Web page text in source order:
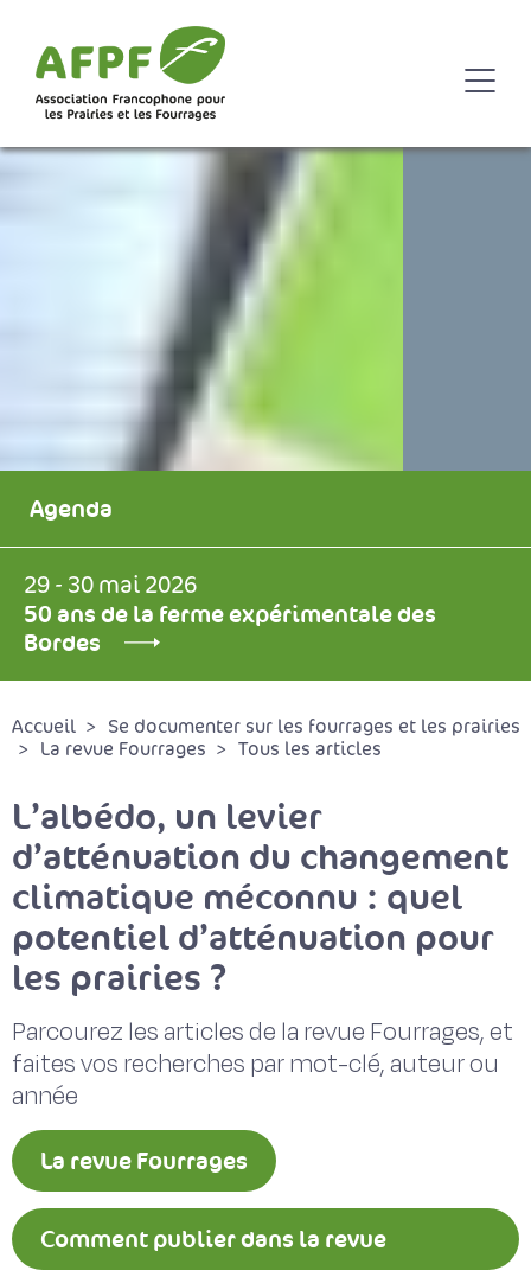
Agenda
29 - 30 mai 2026
50 ans de la ferme expérimentale des
Bordes
Accueil
Se documenter sur les fourrages et les prairies
La revue Fourrages
Tous les articles
L’albédo, un levier
d’atténuation du changement
climatique méconnu : quel
potentiel d’atténuation pour
les prairies ?
Parcourez les articles de la revue Fourrages, et
faites vos recherches par mot-clé, auteur ou
année
La revue Fourrages
Comment publier dans la revue